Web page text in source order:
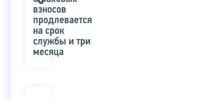
взносов
продлевается
на срок
службы и три
месяца